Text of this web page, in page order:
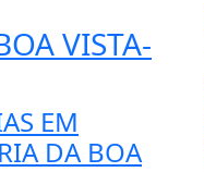
VISTA-
EM
DA BOA